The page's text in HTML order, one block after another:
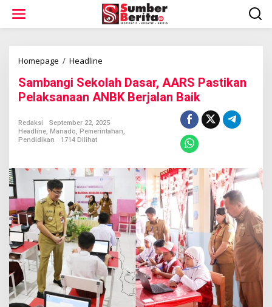
w
Homepage / Headline
m
b
a
g
i
k
o
l
a
h
D
s
a
r
,
A
A
Sambangi Sekolah Dasar, AARS Pastikan
Pelaksanaan ANBK Berjalan Baik
Redaksi
September 22, 2025
Headline, Manado, Pemerintahan,
Pendidikan
1714 Dilihat